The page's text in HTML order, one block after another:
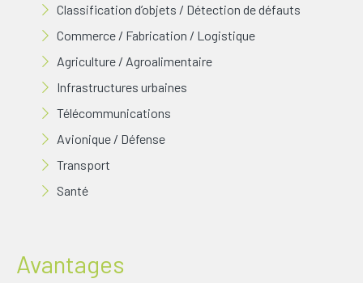
Classification d’objets / Détection de défauts
Commerce / Fabrication / Logistique
Agriculture / Agroalimentaire
Infrastructures urbaines
Télécommunications
Avionique / Défense
Transport
Santé
Avantages